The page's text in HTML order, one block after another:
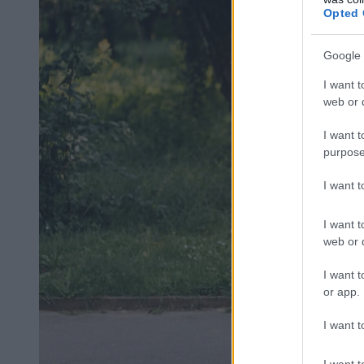
Opted
Google
I want
web or
I want
I want
I want
web or
I want
or app.
I want